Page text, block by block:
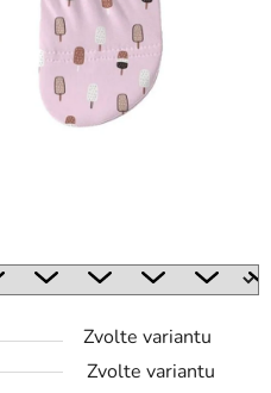
Zvolte variantu
Zvolte variantu